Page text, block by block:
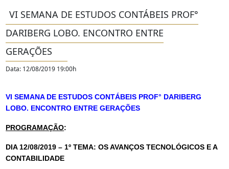
VI SEMANA DE ESTUDOS CONTÁBEIS PROF°
DARIBERG LOBO. ENCONTRO ENTRE
GERAÇÕES
Data: 12/08/2019 19:00h
VI SEMANA DE ESTUDOS CONTÁBEIS PROF° DARIBERG
LOBO. ENCONTRO ENTRE GERAÇÕES
PROGRAMAÇÃO:
DIA 12/08/2019 – 1º TEMA: OS AVANÇOS TECNOLÓGICOS E A
CONTABILIDADE